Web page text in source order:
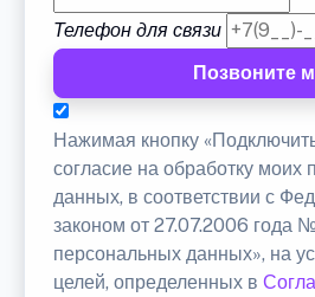
Телефон для связи
Позвоните
Нажимая кнопку
согласие на обработку моих
данных, в соответствии с
законом от 27.07.2006 года
персональных данных», на
целей, определенных в